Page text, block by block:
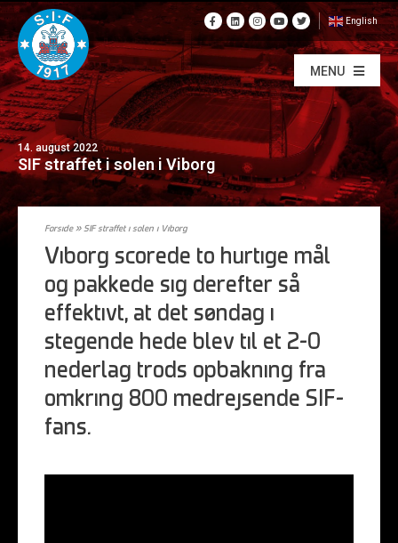
English
MENU
14. august 2022
SIF straffet i solen i Viborg
Forside»SIF straffet i solen i Viborg
Viborg scorede to hurtige mål
og pakkede sig derefter så
effektivt, at det søndag i
stegende hede blev til et 2-0
nederlag trods opbakning fra
omkring 800 medrejsende SIF-
fans.